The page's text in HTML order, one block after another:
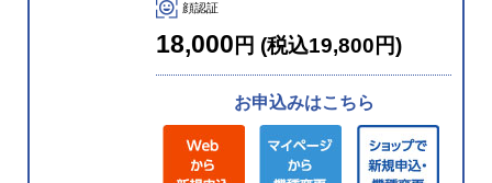
顔認証
18,000 円 (税込19,800円)
お申込みはこちら